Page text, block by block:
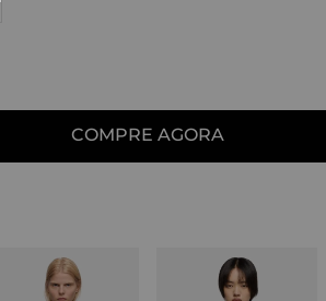
COMPRE AGORA